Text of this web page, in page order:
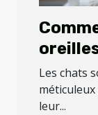
bien-
Les chats
leur...